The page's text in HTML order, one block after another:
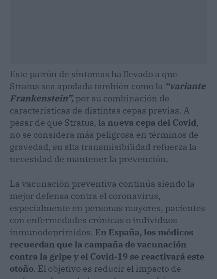
Este patrón de síntomas ha llevado a que
Stratus sea apodada también como la “variante
Frankenstein”, por su combinación de
características de distintas cepas previas. A
pesar de que Stratus, la nueva cepa del Covid,
no se considera más peligrosa en términos de
gravedad, su alta transmisibilidad refuerza la
necesidad de mantener la prevención.
La vacunación preventiva continúa siendo la
mejor defensa contra el coronavirus,
especialmente en personas mayores, pacientes
con enfermedades crónicas o individuos
inmunodeprimidos. En España, los médicos
recuerdan que la campaña de vacunación
contra la gripe y el Covid-19 se reactivará este
otoño. El objetivo es reducir el impacto de